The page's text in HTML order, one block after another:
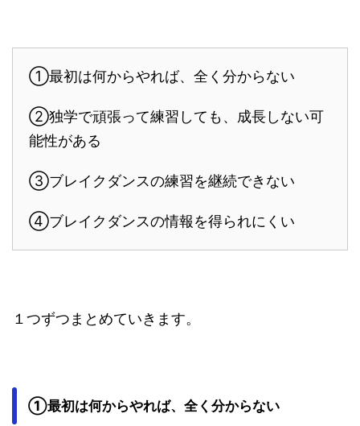
①最初は何からやれば、全く分からない
②独学で頑張って練習しても、成長しない可
能性がある
③ブレイクダンスの練習を継続できない
④ブレイクダンスの情報を得られにくい
１つずつまとめていきます。
①最初は何からやれば、全く分からない